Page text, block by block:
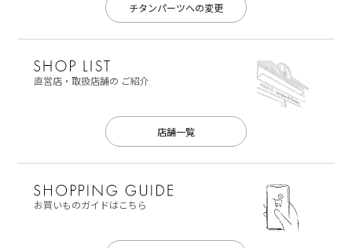
チタンパーツへの変更
直営店・取扱店舗の ご紹介
店舗一覧
お買いものガイドはこちら